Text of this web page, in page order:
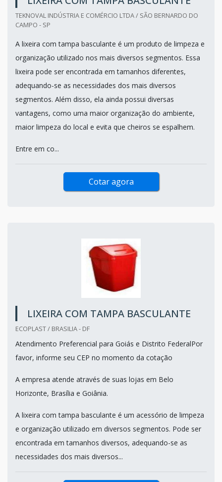
TEKNOVAL INDÚSTRIA E COMÉRCIO LTDA / SÃO BERNARDO DO
CAMPO - SP
A lixeira com tampa basculante é um produto de limpeza e
organização utilizado nos mais diversos segmentos. Essa
lixeira pode ser encontrada em tamanhos diferentes,
adequando-se as necessidades dos mais diversos
segmentos. Além disso, ela ainda possui diversas
vantagens, como uma maior organização do ambiente,
maior limpeza do local e evita que cheiros se espalhem.
Entre em co...
Cotar agora
LIXEIRA COM TAMPA BASCULANTE
ECOPLAST / BRASILIA - DF
Atendimento Preferencial para Goiás e Distrito FederalPor
favor, informe seu CEP no momento da cotação
A empresa atende através de suas lojas em Belo
Horizonte, Brasília e Goiânia.
A lixeira com tampa basculante é um acessório de limpeza
e organização utilizado em diversos segmentos. Pode ser
encontrada em tamanhos diversos, adequando-se as
necessidades dos mais diversos...